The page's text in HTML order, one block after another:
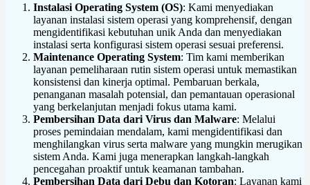
Instalasi Operating System (OS): Kami menyediakan
layanan instalasi sistem operasi yang komprehensif, dengan
mengidentifikasi kebutuhan unik Anda dan menyediakan
instalasi serta konfigurasi sistem operasi sesuai preferensi.
Maintenance Operating System: Tim kami memberikan
layanan pemeliharaan rutin sistem operasi untuk memastikan
konsistensi dan kinerja optimal. Pembaruan berkala,
penanganan masalah potensial, dan pemantauan operasional
yang berkelanjutan menjadi fokus utama kami.
Pembersihan Data dari Virus dan Malware: Melalui
proses pemindaian mendalam, kami mengidentifikasi dan
menghilangkan virus serta malware yang mungkin merugikan
sistem Anda. Kami juga menerapkan langkah-langkah
pencegahan proaktif untuk keamanan tambahan.
Pembersihan Data dari Debu dan Kotoran: Layanan kami